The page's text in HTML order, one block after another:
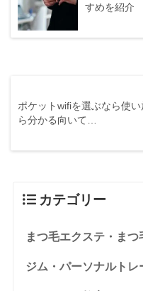
すめを紹介
ポケットwifiを選ぶなら使
ら分かる向いて…
カテゴリー
まつ毛エクステ・まつ
ジム・パーソナルトレ